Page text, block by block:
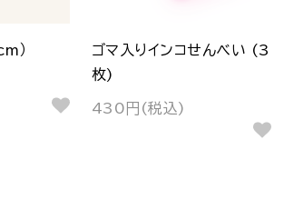
）
ゴマ入りインコせんべい (3
枚)
430円(税込)